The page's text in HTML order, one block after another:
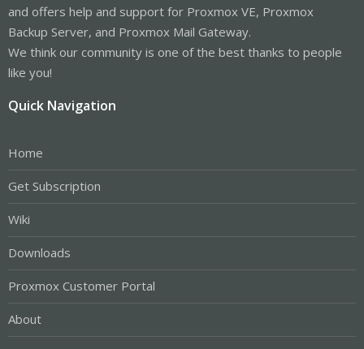
and offers help and support for Proxmox VE, Proxmox
Backup Server, and Proxmox Mail Gateway.
We think our community is one of the best thanks to people
like you!
Quick Navigation
Home
Get Subscription
Wiki
Downloads
Proxmox Customer Portal
About